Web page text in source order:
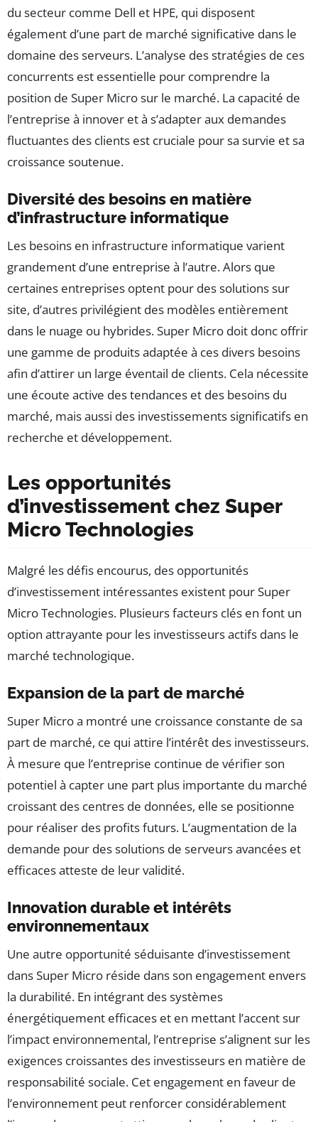
du secteur comme Dell et HPE, qui disposent
également d’une part de marché significative dans le
domaine des serveurs. L’analyse des stratégies de ces
concurrents est essentielle pour comprendre la
position de Super Micro sur le marché. La capacité de
l’entreprise à innover et à s’adapter aux demandes
fluctuantes des clients est cruciale pour sa survie et sa
croissance soutenue.
Diversité des besoins en matière
d’infrastructure informatique
Les besoins en infrastructure informatique varient
grandement d’une entreprise à l’autre. Alors que
certaines entreprises optent pour des solutions sur
site, d’autres privilégient des modèles entièrement
dans le nuage ou hybrides. Super Micro doit donc offrir
une gamme de produits adaptée à ces divers besoins
afin d’attirer un large éventail de clients. Cela nécessite
une écoute active des tendances et des besoins du
marché, mais aussi des investissements significatifs en
recherche et développement.
Les opportunités
d’investissement chez Super
Micro Technologies
Malgré les défis encourus, des opportunités
d’investissement intéressantes existent pour Super
Micro Technologies. Plusieurs facteurs clés en font un
option attrayante pour les investisseurs actifs dans le
marché technologique.
Expansion de la part de marché
Super Micro a montré une croissance constante de sa
part de marché, ce qui attire l’intérêt des investisseurs.
À mesure que l’entreprise continue de vérifier son
potentiel à capter une part plus importante du marché
croissant des centres de données, elle se positionne
pour réaliser des profits futurs. L’augmentation de la
demande pour des solutions de serveurs avancées et
efficaces atteste de leur validité.
Innovation durable et intérêts
environnementaux
Une autre opportunité séduisante d’investissement
dans Super Micro réside dans son engagement envers
la durabilité. En intégrant des systèmes
énergétiquement efficaces et en mettant l’accent sur
l’impact environnemental, l’entreprise s’alignent sur les
exigences croissantes des investisseurs en matière de
responsabilité sociale. Cet engagement en faveur de
l’environnement peut renforcer considérablement